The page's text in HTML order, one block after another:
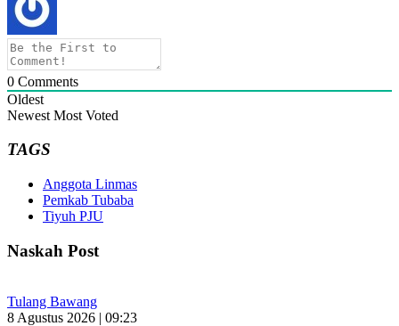
0 Comments
Oldest
Newest Most Voted
TAGS
Anggota Linmas
Pemkab Tubaba
Tiyuh PJU
Naskah Post
Tulang Bawang
8 Agustus 2026 | 09:23